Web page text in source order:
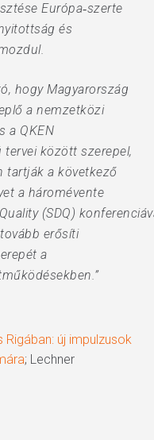
Európa‑szerte
és
hogy Magyarország
a nemzetközi
a QKEN
között szerepel,
tartják a következő
a háromévente
(SDQ)
erősíti
a
új impulzusok
; Lechner